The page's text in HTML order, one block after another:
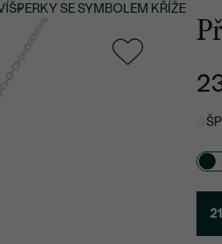
ŠPERKY SE SYMBOLEM KŘÍŽE